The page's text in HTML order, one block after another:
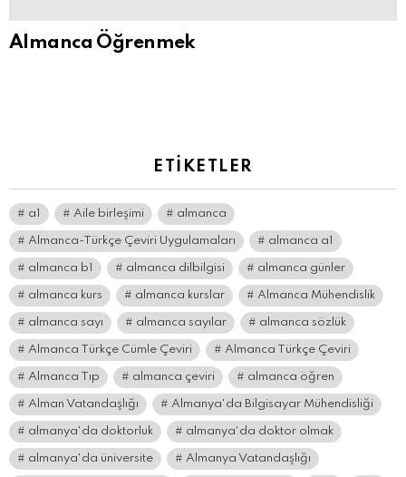
Almanca Öğrenmek
ETIKETLER
a1 Aile birleşimi almanca
Almanca-Türkçe Çeviri Uygulamaları almanca a1
almanca b1 almanca dilbilgisi almanca günler
almanca kurs almanca kurslar Almanca Mühendislik
almanca sayı almanca sayılar almanca sözlük
Almanca Türkçe Cümle Çeviri Almanca Türkçe Çeviri
Almanca Tıp almanca çeviri almanca öğren
Alman Vatandaşlığı Almanya'da Bilgisayar Mühendisliği
almanya'da doktorluk almanya'da doktor olmak
almanya'da üniversite Almanya Vatandaşlığı